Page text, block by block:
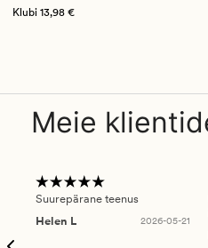
Klubi 13,98 €
Meie
Suurepärane teenus
Helen L
2026-05-21